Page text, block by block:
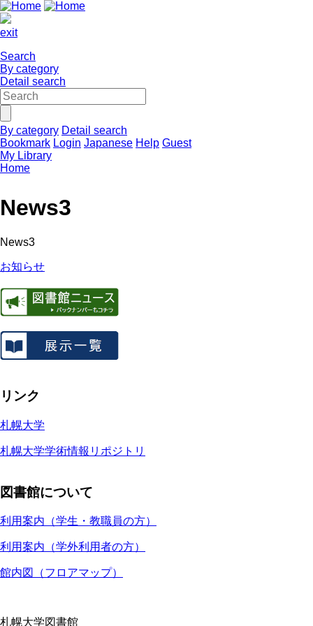
exit
Search
By category
Detail search
By category Detail search
Bookmark Login Japanese Help Guest
My Library
Home
News3
News3
お知らせ
リンク
札幌大学
札幌大学学術情報リポジトリ
図書館について
利用案内（学生・教職員の方）
利用案内（学外利用者の方）
館内図（フロアマップ）
札幌大学図書館